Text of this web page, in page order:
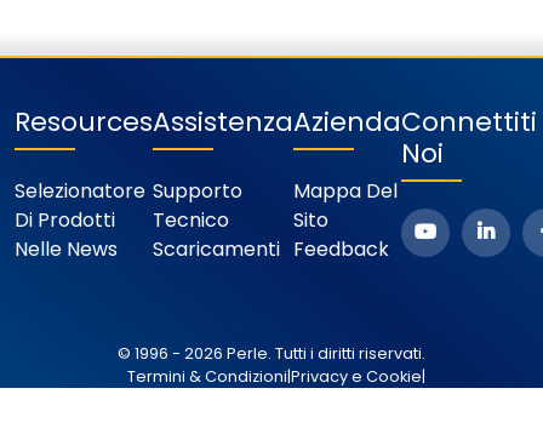
Resources
Selezionatore
Di Prodotti
Nelle News
Assistenza
Supporto
Tecnico
Scaricamenti
Azienda
Mappa Del
Sito
Feedback
Connettiti
Noi
© 1996 - 2026 Perle. Tutti i diritti riservati.
Termini & Condizioni|Privacy e Cookie|